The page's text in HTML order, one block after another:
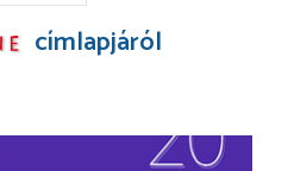
címlapjáról